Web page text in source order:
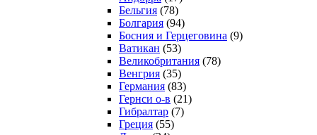
Бельгия (78)
Болгария (94)
Босния и Герцеговина (9)
Ватикан (53)
Великобритания (78)
Венгрия (35)
Германия (83)
Гернси о-в (21)
Гибралтар (7)
Греция (55)